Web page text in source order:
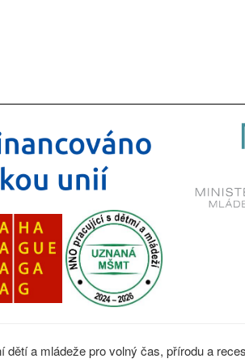
dětí a mládeže pro volný čas, přírodu a